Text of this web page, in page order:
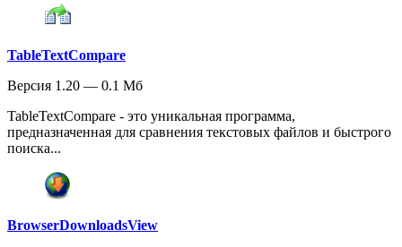
TableTextCompare
Версия 1.20 — 0.1 Мб
TableTextCompare - это уникальная программа,
предназначенная для сравнения текстовых файлов и быстрого
поиска...
BrowserDownloadsView